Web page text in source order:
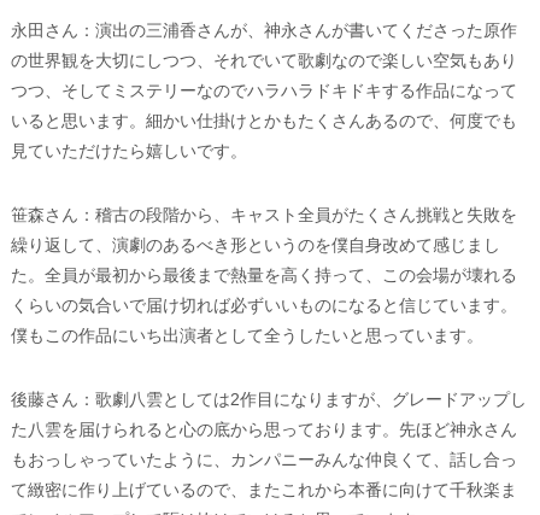
永田さん：演出の三浦香さんが、神永さんが書いてくださった原作
の世界観を大切にしつつ、それでいて歌劇なので楽しい空気もあり
つつ、そしてミステリーなのでハラハラドキドキする作品になって
いると思います。細かい仕掛けとかもたくさんあるので、何度でも
見ていただけたら嬉しいです。
笹森さん：稽古の段階から、キャスト全員がたくさん挑戦と失敗を
繰り返して、演劇のあるべき形というのを僕自身改めて感じまし
た。全員が最初から最後まで熱量を高く持って、この会場が壊れる
くらいの気合いで届け切れば必ずいいものになると信じています。
僕もこの作品にいち出演者として全うしたいと思っています。
後藤さん：歌劇八雲としては2作目になりますが、グレードアップし
た八雲を届けられると心の底から思っております。先ほど神永さん
もおっしゃっていたように、カンパニーみんな仲良くて、話し合っ
て緻密に作り上げているので、またこれから本番に向けて千秋楽ま